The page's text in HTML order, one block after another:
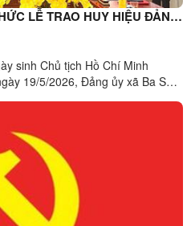
LỄ TRAO HUY HIỆU ĐẢNG
sinh Chủ tịch Hồ Chí Minh
19/5/2026, Đảng ủy xã Ba Sơn
Đảng Đảng ủy xã ...